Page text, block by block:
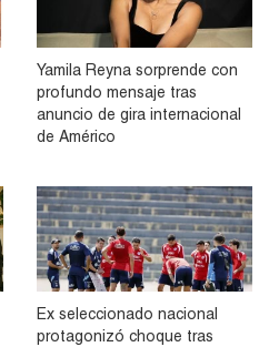
Yamila Reyna sorprende con
profundo mensaje tras
anuncio de gira internacional
de Américo
Ex seleccionado nacional
protagonizó choque tras